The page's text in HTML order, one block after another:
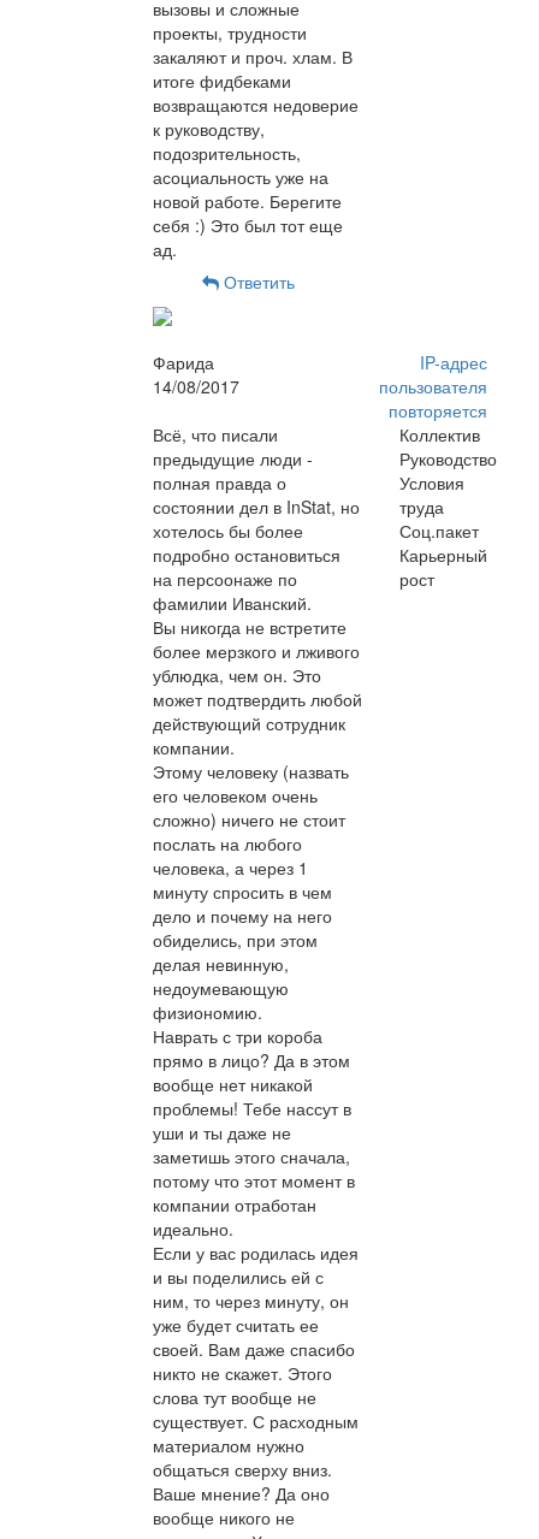
вызовы и сложные
проекты, трудности
закаляют и проч. хлам. В
итоге фидбеками
возвращаются недоверие
к руководству,
подозрительность,
асоциальность уже на
новой работе. Берегите
себя :) Это был тот еще
ад.
Ответить
Фарида
14/08/2017
IP-адрес
пользователя
повторяется
Всё, что писали
предыдущие люди -
полная правда о
состоянии дел в InStat, но
хотелось бы более
подробно остановиться
на персоонаже по
фамилии Иванский.
Вы никогда не встретите
более мерзкого и лживого
ублюдка, чем он. Это
может подтвердить любой
действующий сотрудник
компании.
Этому человеку (назвать
его человеком очень
сложно) ничего не стоит
послать на любого
человека, а через 1
минуту спросить в чем
дело и почему на него
обиделись, при этом
делая невинную,
недоумевающую
физиономию.
Наврать с три короба
прямо в лицо? Да в этом
вообще нет никакой
проблемы! Тебе нассут в
уши и ты даже не
заметишь этого сначала,
потому что этот момент в
компании отработан
идеально.
Если у вас родилась идея
и вы поделились ей с
ним, то через минуту, он
уже будет считать ее
своей. Вам даже спасибо
никто не скажет. Этого
слова тут вообще не
существует. С расходным
материалом нужно
общаться сверху вниз.
Ваше мнение? Да оно
вообще никого не
Коллектив
Руководство
Условия
труда
Соц.пакет
Карьерный
рост